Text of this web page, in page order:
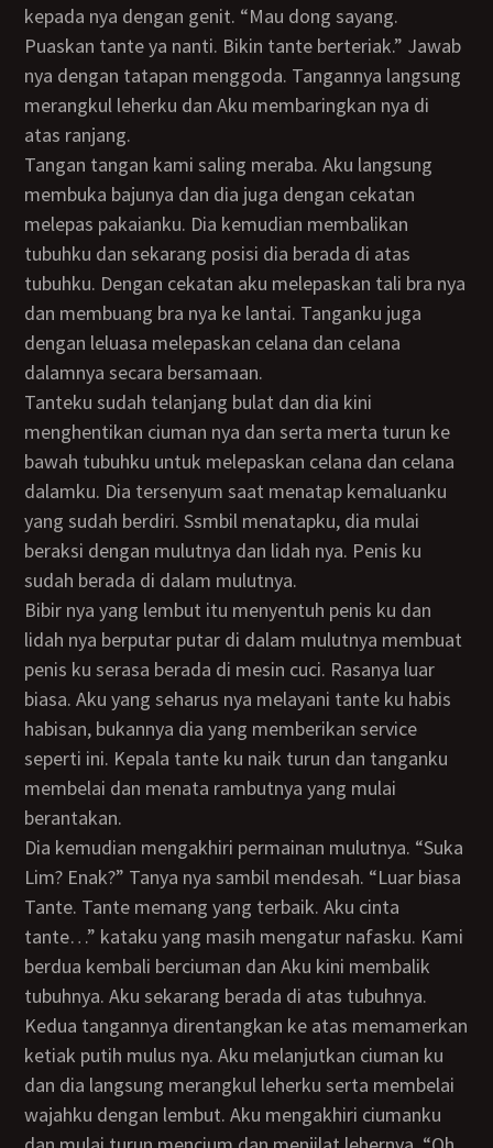
kepada nya dengan genit. “Mau dong sayang.
Puaskan tante ya nanti. Bikin tante berteriak.” Jawab
nya dengan tatapan menggoda. Tangannya langsung
merangkul leherku dan Aku membaringkan nya di
atas ranjang.
Tangan tangan kami saling meraba. Aku langsung
membuka bajunya dan dia juga dengan cekatan
melepas pakaianku. Dia kemudian membalikan
tubuhku dan sekarang posisi dia berada di atas
tubuhku. Dengan cekatan aku melepaskan tali bra nya
dan membuang bra nya ke lantai. Tanganku juga
dengan leluasa melepaskan celana dan celana
dalamnya secara bersamaan.
Tanteku sudah telanjang bulat dan dia kini
menghentikan ciuman nya dan serta merta turun ke
bawah tubuhku untuk melepaskan celana dan celana
dalamku. Dia tersenyum saat menatap kemaluanku
yang sudah berdiri. Ssmbil menatapku, dia mulai
beraksi dengan mulutnya dan lidah nya. Penis ku
sudah berada di dalam mulutnya.
Bibir nya yang lembut itu menyentuh penis ku dan
lidah nya berputar putar di dalam mulutnya membuat
penis ku serasa berada di mesin cuci. Rasanya luar
biasa. Aku yang seharus nya melayani tante ku habis
habisan, bukannya dia yang memberikan service
seperti ini. Kepala tante ku naik turun dan tanganku
membelai dan menata rambutnya yang mulai
berantakan.
Dia kemudian mengakhiri permainan mulutnya. “Suka
Lim? Enak?” Tanya nya sambil mendesah. “Luar biasa
Tante. Tante memang yang terbaik. Aku cinta
tante…” kataku yang masih mengatur nafasku. Kami
berdua kembali berciuman dan Aku kini membalik
tubuhnya. Aku sekarang berada di atas tubuhnya.
Kedua tangannya direntangkan ke atas memamerkan
ketiak putih mulus nya. Aku melanjutkan ciuman ku
dan dia langsung merangkul leherku serta membelai
wajahku dengan lembut. Aku mengakhiri ciumanku